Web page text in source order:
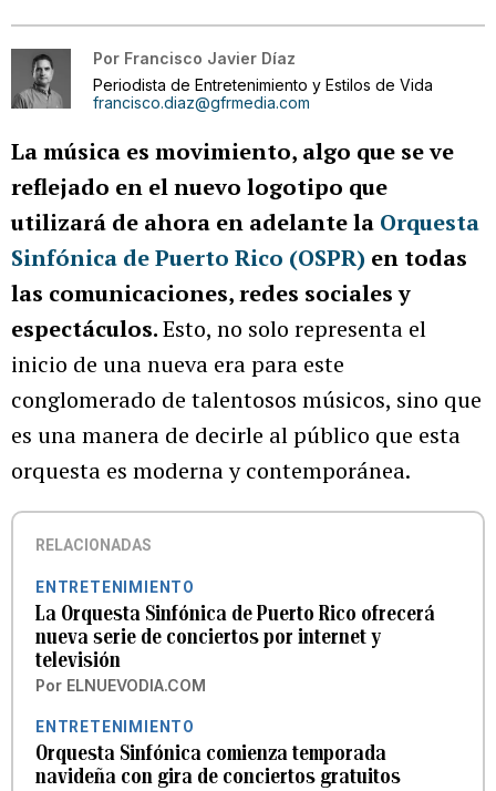
Por Francisco Javier Díaz
Periodista de Entretenimiento y Estilos de Vida
francisco.diaz@gfrmedia.com
La música es movimiento, algo que se ve
reflejado en el nuevo logotipo que
utilizará de ahora en adelante la Orquesta
Sinfónica de Puerto Rico (OSPR) en todas
las comunicaciones, redes sociales y
espectáculos.Esto, no solo representa el
inicio de una nueva era para este
conglomerado de talentosos músicos, sino que
es una manera de decirle al público que esta
orquesta es moderna y contemporánea.
RELACIONADAS
ENTRETENIMIENTO
La Orquesta Sinfónica de Puerto Rico ofrecerá
nueva serie de conciertos por internet y
televisión
Por ELNUEVODIA.COM
ENTRETENIMIENTO
Orquesta Sinfónica comienza temporada
navideña con gira de conciertos gratuitos